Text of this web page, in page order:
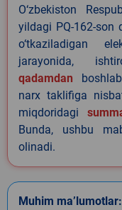
O‘zbekiston
yildagi PQ-162-son
o‘tkaziladigan
jarayonida,
qadamdan
narx taklifiga
miqdoridagi
Bunda, ushbu
olinadi.
Muhim ma’lumotlar: